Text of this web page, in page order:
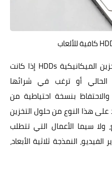
لا مانع أبدًا من شراء أقراص التخزين الميكانيكية HDDs إذا كانت
أو ترغب في شرائها
بنسخة احتياطية من
على هذا النوع من حلول التخزين
سيما الأعمال التي تتطلب
النمذجة ثلاثية الأبعاد،